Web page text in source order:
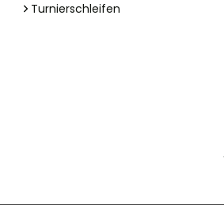
Turnierschleifen